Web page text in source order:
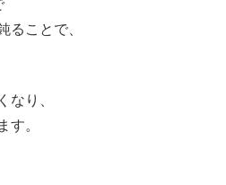
ることで、
なり、
す。